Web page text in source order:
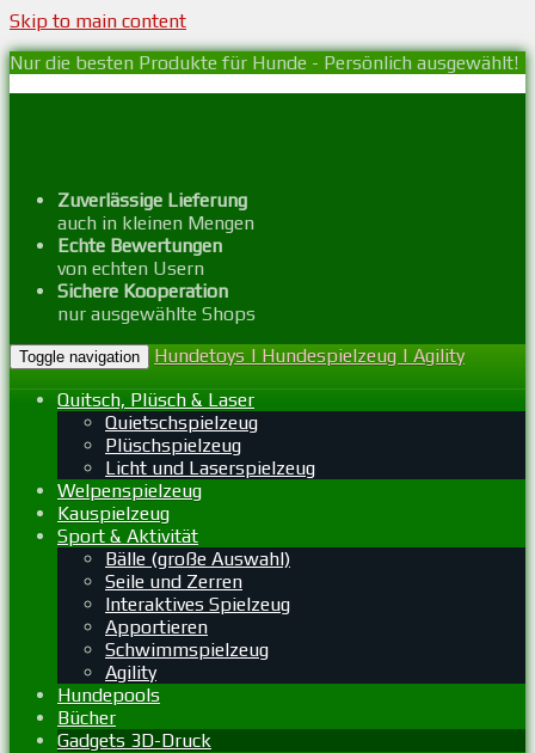
Skip to main content
Nur die besten Produkte für Hunde - Persönlich ausgewählt!
Zuverlässige Lieferung
auch in kleinen Mengen
Echte Bewertungen
von echten Usern
Sichere Kooperation
nur ausgewählte Shops
Toggle navigation
Hundetoys | Hundespielzeug | Agility
Quitsch, Plüsch & Laser
Quietschspielzeug
Plüschspielzeug
Licht und Laserspielzeug
Welpenspielzeug
Kauspielzeug
Sport & Aktivität
Bälle (große Auswahl)
Seile und Zerren
Interaktives Spielzeug
Apportieren
Schwimmspielzeug
Agility
Hundepools
Bücher
Gadgets 3D-Druck